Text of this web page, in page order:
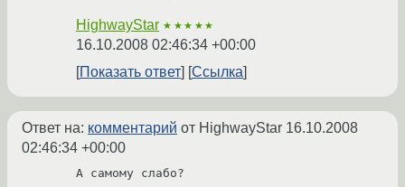
HighwayStar ★★★★★
16.10.2008 02:46:34 +00:00
Показать ответ
Ссылка
Ответ на: комментарий от HighwayStar 16.10.2008
02:46:34 +00:00
А самому слабо?